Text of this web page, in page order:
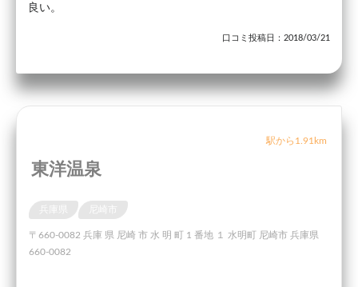
良い。
口コミ投稿日：2018/03/21
駅から1.91km
東洋温泉
〒660-0082 兵庫 県 尼崎 市 水 明 町 1 番地 １ 水明町 尼崎市 兵庫県
660-0082